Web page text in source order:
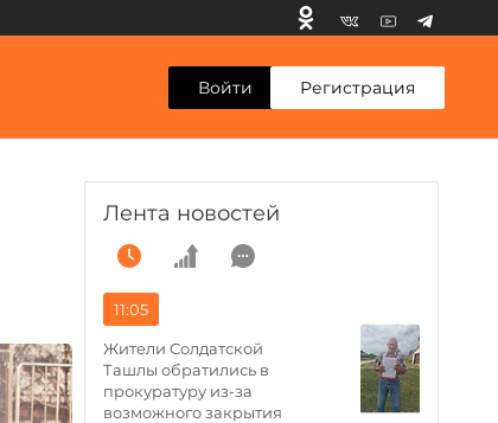
Войти Регистрация
Лента новостей
11:05
Жители Солдатской
Ташлы обратились в
прокуратуру из-за
возможного закрытия